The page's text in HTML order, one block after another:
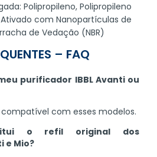
Polipropileno, Polipropileno
com Nanopartículas de
de Vedação (NBR)
– FAQ
purificador IBBL Avanti ou
com esses modelos.
o refil original dos
e Mio?